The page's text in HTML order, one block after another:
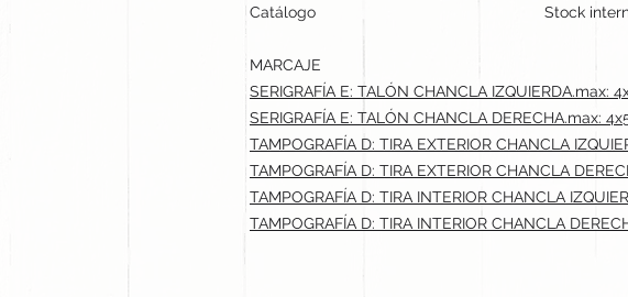
Catálogo
Stock
MARCAJE
SERIGRAFÍA E: TALÓN CHANCLA IZQUIERDA.max:
SERIGRAFÍA E: TALÓN CHANCLA DERECHA.max:
TAMPOGRAFÍA D: TIRA EXTERIOR CHANCLA
TAMPOGRAFÍA D: TIRA EXTERIOR CHANCLA
TAMPOGRAFÍA D: TIRA INTERIOR CHANCLA
TAMPOGRAFÍA D: TIRA INTERIOR CHANCLA